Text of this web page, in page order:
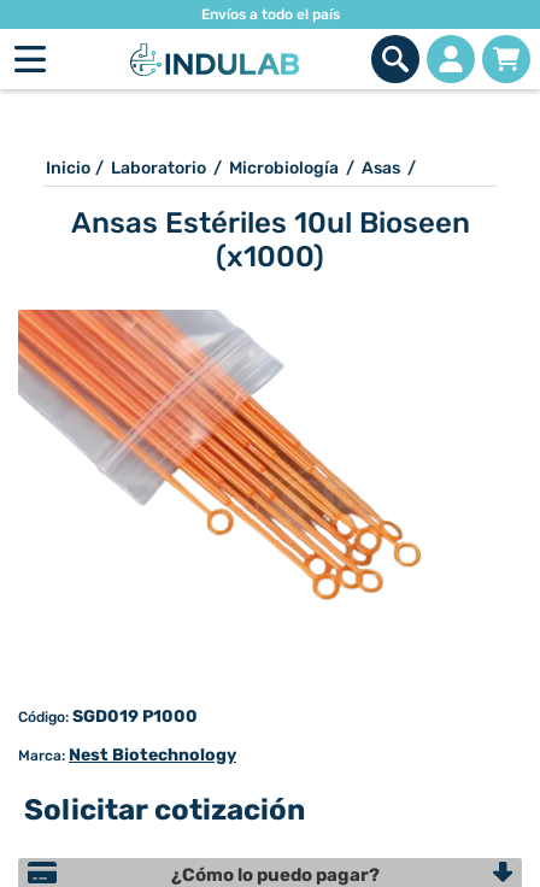
Envíos a todo el país
Inicio / Laboratorio / Microbiología / Asas /
Ansas Estériles 10ul Bioseen
(x1000)
Código: SGD019 P1000
Marca: Nest Biotechnology
Solicitar cotización
¿Cómo lo puedo pagar?